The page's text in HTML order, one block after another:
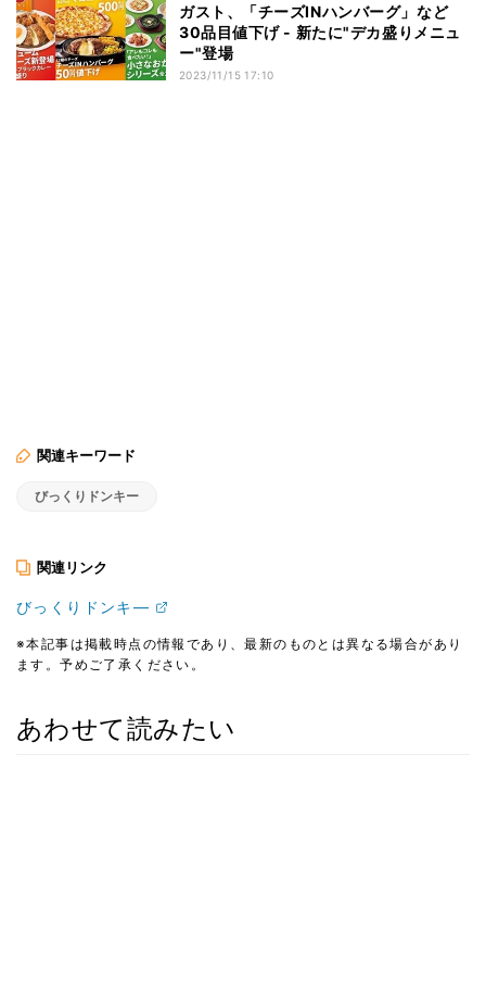
ガスト、「チーズINハンバーグ」など
30品目値下げ - 新たに"デカ盛りメニュ
ー"登場
2023/11/15 17:10
関連キーワード
びっくりドンキー
関連リンク
びっくりドンキ―
※本記事は掲載時点の情報であり、最新のものとは異なる場合があり
ます。予めご了承ください。
あわせて読みたい